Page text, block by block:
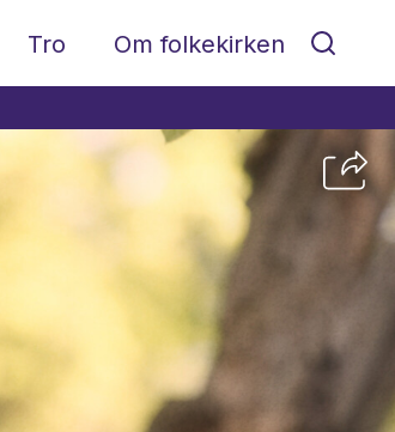
Tro Om folkekirken